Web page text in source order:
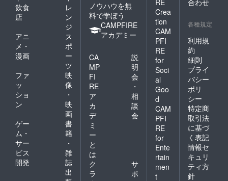
飲食
店
レ
ン
ジ
アニ
メ・
漫画
ス
ポ
ー
ツ
ファ
ッ
ショ
ン
映
像
・
映
画
ゲー
ム・
サー
ビス
開発
書
籍
・
雑
誌
出
ノウハウを無
料で学ぼう
CAMPFIRE
アカデミー
CA
MP
FI
RE
ア
カ
デ
ミ
ー
と
は
説
明
会
・
相
談
会
ク
ラ
サ
ポ
RE
Crea
tion
CAM
PFI
RE
for
Soci
al
Goo
d
CAM
PFI
RE
for
Ente
rtain
men
t
合わせ
各種規定
利用規
約
細則
プライ
バシー
ポリ
シー
特定商
取引法
に基づ
く表記
情報セ
キュリ
ティ方
針